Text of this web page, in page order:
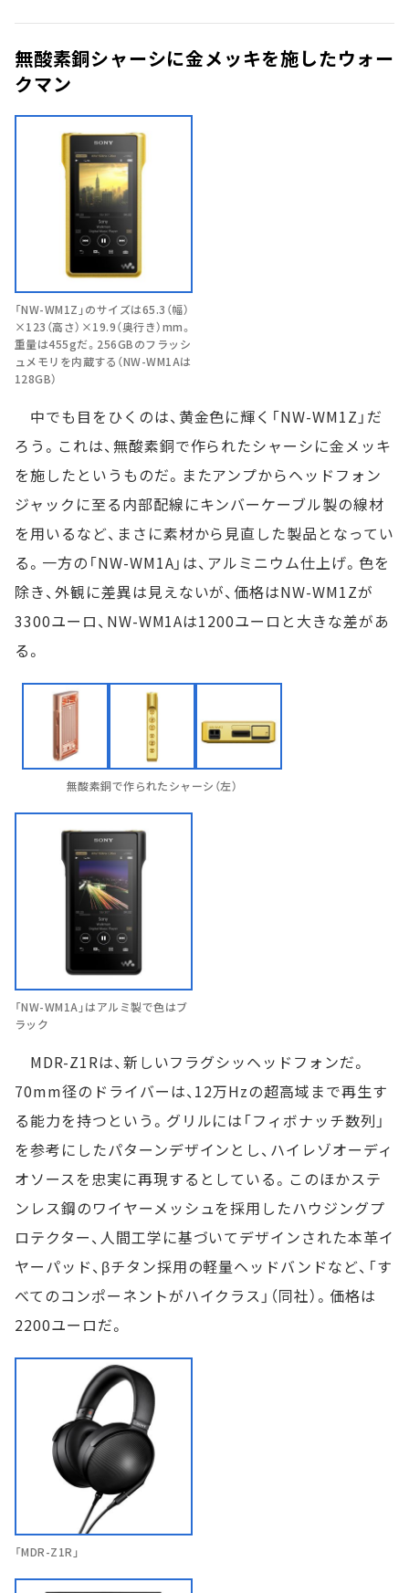
無酸素銅シャーシに金メッキを施したウォー
クマン
「NW-WM1Z」のサイズは65.3（幅）
×123（高さ）×19.9（奥行き）mm。
重量は455gだ。256GBのフラッシ
ュメモリを内蔵する（NW-WM1Aは
128GB）
中でも目をひくのは、黄金色に輝く「NW-WM1Z」だ
ろう。これは、無酸素銅で作られたシャーシに金メッキ
を施したというものだ。またアンプからヘッドフォン
ジャックに至る内部配線にキンバーケーブル製の線材
を用いるなど、まさに素材から見直した製品となってい
る。一方の「NW-WM1A」は、アルミニウム仕上げ。色を
除き、外観に差異は見えないが、価格はNW-WM1Zが
3300ユーロ、NW-WM1Aは1200ユーロと大きな差があ
る。
無酸素銅で作られたシャーシ（左）
「NW-WM1A」はアルミ製で色はブ
ラック
MDR-Z1Rは、新しいフラグシッヘッドフォンだ。
70mm径のドライバーは、12万Hzの超高域まで再生す
る能力を持つという。グリルには「フィボナッチ数列」
を参考にしたパターンデザインとし、ハイレゾオーディ
オソースを忠実に再現するとしている。このほかステ
ンレス鋼のワイヤーメッシュを採用したハウジングプ
ロテクター、人間工学に基づいてデザインされた本革イ
ヤーパッド、βチタン採用の軽量ヘッドバンドなど、「す
べてのコンポーネントがハイクラス」（同社）。価格は
2200ユーロだ。
「MDR-Z1R」